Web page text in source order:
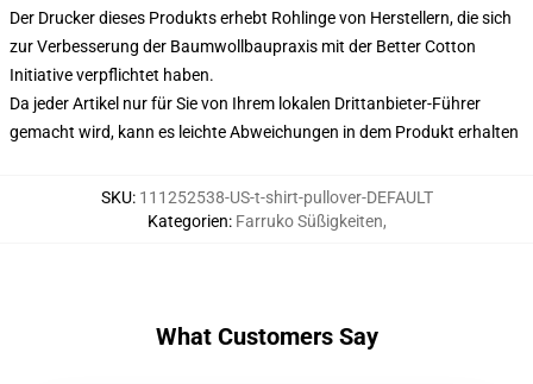
Der Drucker dieses Produkts erhebt Rohlinge von Herstellern, die sich
zur Verbesserung der Baumwollbaupraxis mit der Better Cotton
Initiative verpflichtet haben.
Da jeder Artikel nur für Sie von Ihrem lokalen Drittanbieter-Führer
gemacht wird, kann es leichte Abweichungen in dem Produkt erhalten
SKU: 111252538-US-t-shirt-pullover-DEFAULT
Kategorien: Farruko Süßigkeiten,
What Customers Say